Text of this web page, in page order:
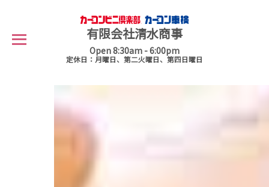
有限会社清水商事
Open 8:30am - 6:00pm
定休日：月曜日、第二火曜日、第四日曜日